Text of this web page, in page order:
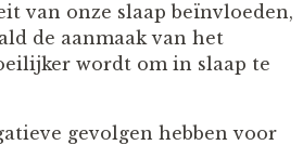
van onze slaap beïnvloeden,
de aanmaak van het
wordt om in slaap te
gevolgen hebben voor